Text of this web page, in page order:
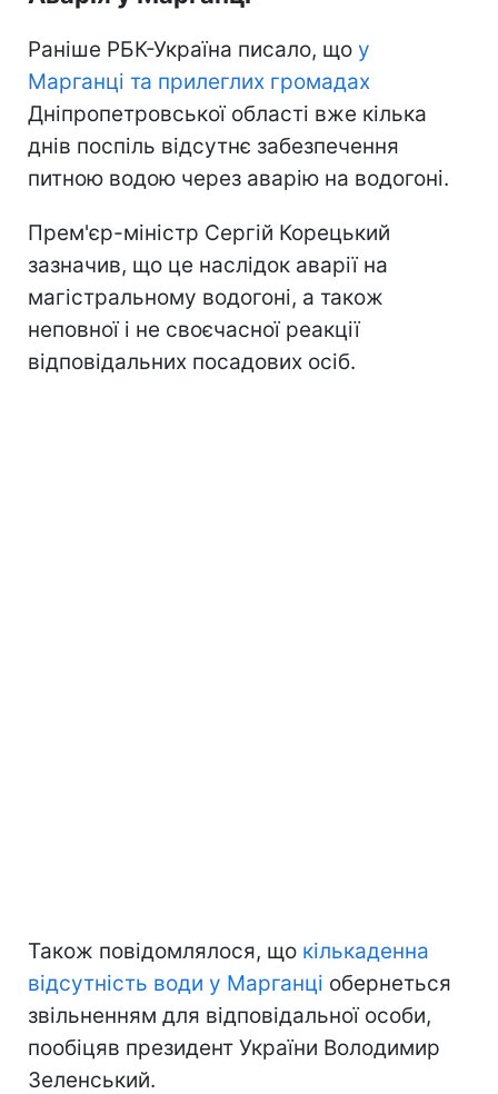
Раніше РБК-Україна писало, що у
Марганці та прилеглих громадах
Дніпропетровської області вже кілька
днів поспіль відсутнє забезпечення
питною водою через аварію на водогоні.
Прем'єр-міністр Сергій Корецький
зазначив, що це наслідок аварії на
магістральному водогоні, а також
неповної і не своєчасної реакції
відповідальних посадових осіб.
Також повідомлялося, що кількаденна
відсутність води у Марганці обернеться
звільненням для відповідальної особи,
пообіцяв президент України Володимир
Зеленський.